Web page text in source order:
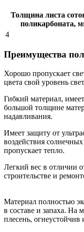
Толщина листа
поликарбоната,
4
Преимущества
Хорошо пропускает
цвета свой уровень
Гибкий материал,
большой толщине
надавливания.
Имеет защиту от
воздействия
пропускает тепло.
Легкий вес в отличии
строительстве и
Материал полностью
в составе и запаха. На
плесень,